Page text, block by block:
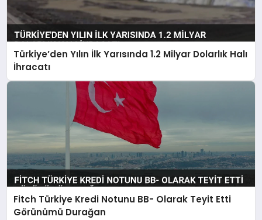
Türkiye’den Yılın İlk Yarısında 1.2 Milyar Dolarlık Halı
İhracatı
Fitch Türkiye Kredi Notunu BB- Olarak Teyit Etti
Görünümü Durağan